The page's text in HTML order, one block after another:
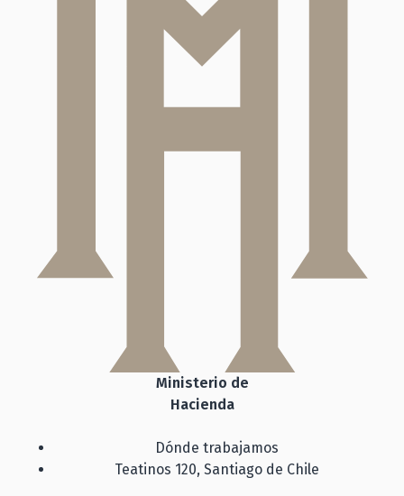
Ministerio de
Hacienda
Dónde trabajamos
Teatinos 120, Santiago de Chile